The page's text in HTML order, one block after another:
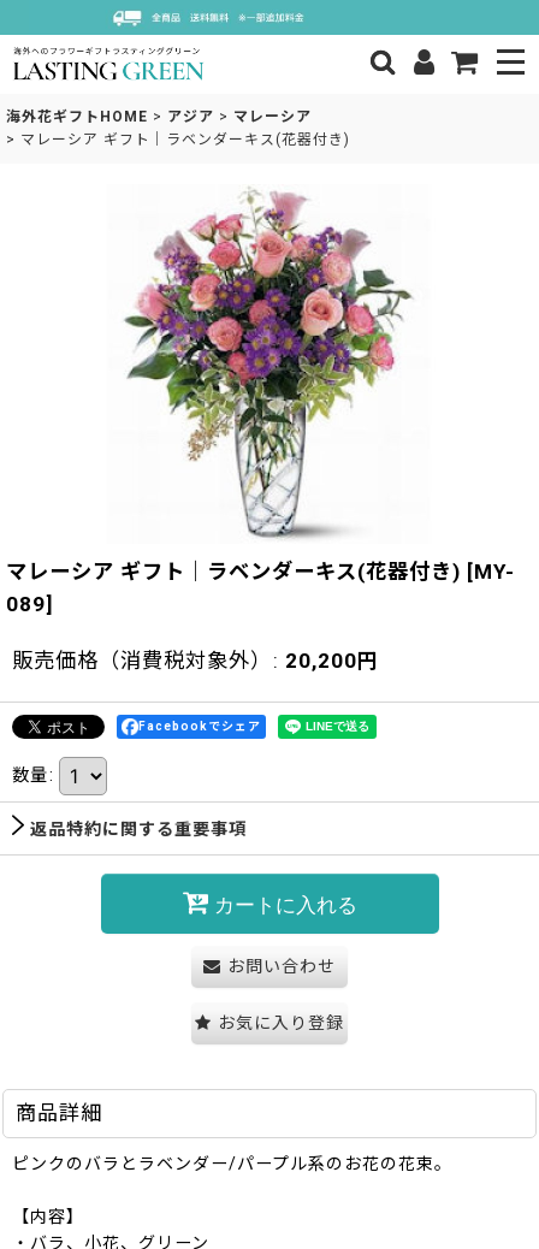
海外花ギフトHOME > アジア > マレーシア
> マレーシア ギフト｜ラベンダーキス(花器付き)
マレーシア ギフト｜ラベンダーキス(花器付き) [MY-
089]
販売価格（消費税対象外） : 20,200 円
Facebookでシェア
数量:
返品特約に関する重要事項
カートに入れる
お問い合わせ
お気に入り登録
商品詳細
ピンクのバラとラベンダー/パープル系のお花の花束。
【内容】
・バラ、小花、グリーン